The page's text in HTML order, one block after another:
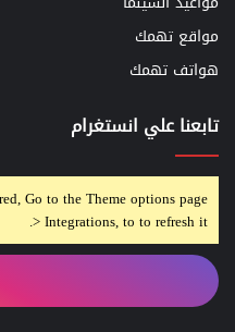
مواقع تهمك
هواتف تهمك
تابعنا علي انستغرام
Go to the Theme options page
> Integrations, to to refresh it.